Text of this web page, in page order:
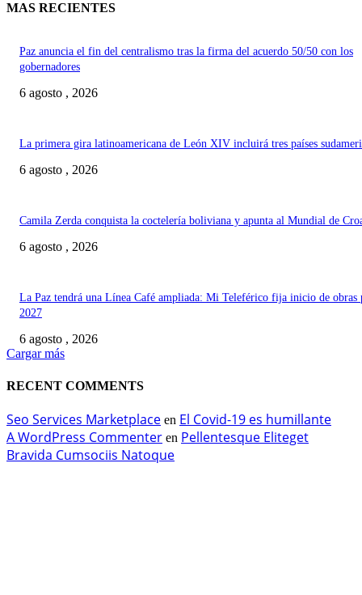
MAS RECIENTES
Paz anuncia el fin del centralismo tras la firma del acuerdo 50/50 con los
gobernadores
6 agosto , 2026
La primera gira latinoamericana de León XIV incluirá tres países
6 agosto , 2026
Camila Zerda conquista la coctelería boliviana y apunta al Mundial de
6 agosto , 2026
La Paz tendrá una Línea Café ampliada: Mi Teleférico fija inicio de obras
2027
6 agosto , 2026
Cargar más
RECENT COMMENTS
Seo Services Marketplace en El Covid-19 es humillante
A WordPress Commenter en Pellentesque Eliteget
Bravida Cumsociis Natoque